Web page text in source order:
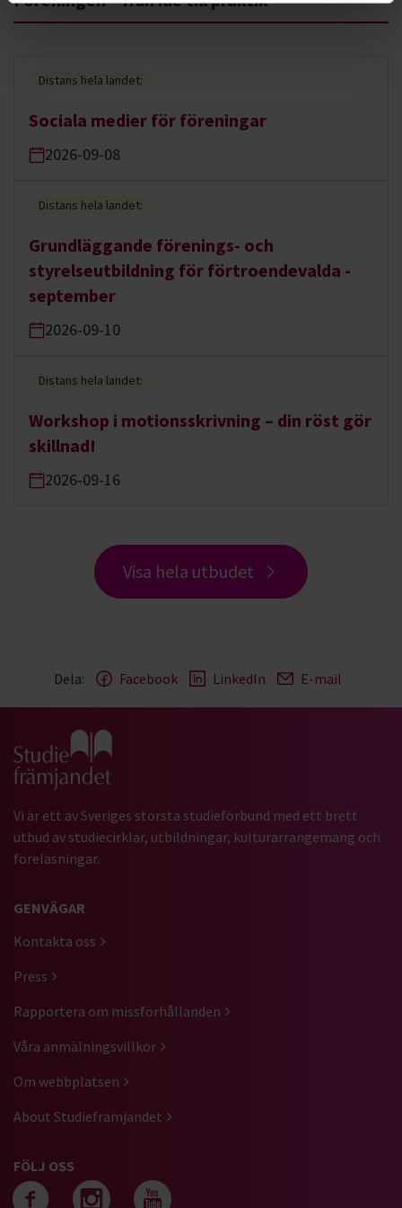
Distans hela landet:
Sociala medier för föreningar
2026-09-08
Distans hela landet:
Grundläggande förenings- och
styrelseutbildning för förtroendevalda -
september
2026-09-10
Distans hela landet:
Workshop i motionsskrivning – din röst gör
skillnad!
2026-09-16
Visa hela utbudet
Dela: Facebook LinkedIn E-mail
Gå till studiefrämjandets startsida
Vi är ett av Sveriges största studieförbund med ett brett
utbud av studiecirklar, utbildningar, kulturarrangemang och
föreläsningar.
GENVÄGAR
Kontakta oss
Press
Rapportera om missförhållanden
Våra anmälningsvillkor
Om webbplatsen
About Studiefrämjandet
FÖLJ OSS